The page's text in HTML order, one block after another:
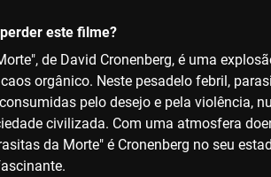
este filme?
de David Cronenberg, é uma
orgânico. Neste pesadelo febril,
pelo desejo e pela violência,
civilizada. Com uma atmosfera
da Morte" é Cronenberg no seu